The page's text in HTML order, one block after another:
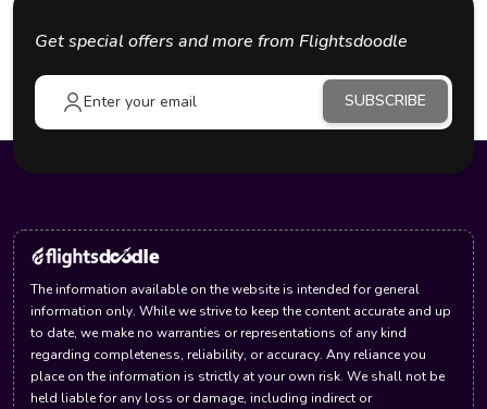
Get special offers and more from Flightsdoodle
SUBSCRIBE
The information available on the website is intended for general
information only. While we strive to keep the content accurate and up
to date, we make no warranties or representations of any kind
regarding completeness, reliability, or accuracy. Any reliance you
place on the information is strictly at your own risk. We shall not be
held liable for any loss or damage, including indirect or